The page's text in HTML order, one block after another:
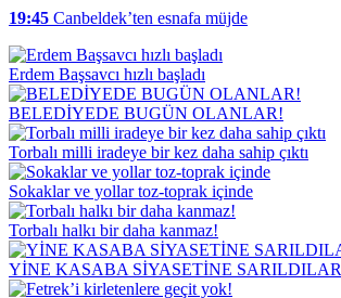
19:45 Canbeldek’ten esnafa müjde
Erdem Başsavcı hızlı başladı
BELEDİYEDE BUGÜN OLANLAR!
Torbalı milli iradeye bir kez daha sahip çıktı
Sokaklar ve yollar toz-toprak içinde
Torbalı halkı bir daha kanmaz!
YİNE KASABA SİYASETİNE SARILDILAR